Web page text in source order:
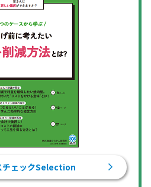
チェックSelection